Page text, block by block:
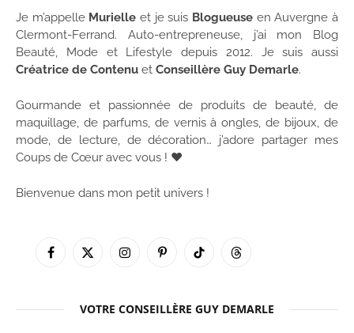
Je m’appelle Murielle et je suis Blogueuse en Auvergne à
Clermont-Ferrand. Auto-entrepreneuse, j’ai mon Blog
Beauté, Mode et Lifestyle depuis 2012. Je suis aussi
Créatrice de Contenu et Conseillère Guy Demarle.
Gourmande et passionnée de produits de beauté, de
maquillage, de parfums, de vernis à ongles, de bijoux, de
mode, de lecture, de décoration… j’adore partager mes
Coups de Cœur avec vous ! ♥
Bienvenue dans mon petit univers !
Facebook
X
InstagramPinterestTikTok Threads
VOTRE CONSEILLÈRE GUY DEMARLE